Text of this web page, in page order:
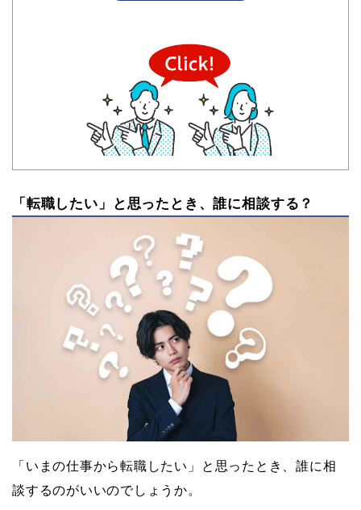
「転職したい」と思ったとき、誰に相談する？
「いまの仕事から転職したい」と思ったとき、誰に相
談するのがいいのでしょうか。